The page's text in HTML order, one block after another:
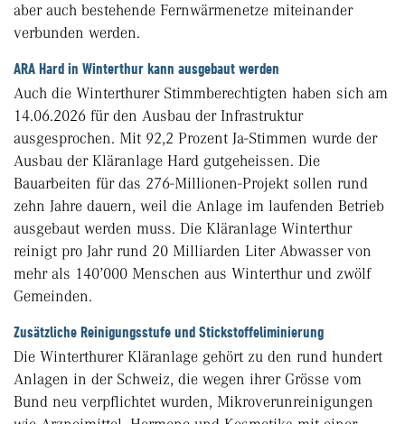
aber auch bestehende Fernwärmenetze miteinander
verbunden werden.
ARA Hard in Winterthur kann ausgebaut werden
Auch die Winterthurer Stimmberechtigten haben sich am
14.06.2026 für den Ausbau der Infrastruktur
ausgesprochen. Mit 92,2 Prozent Ja-Stimmen wurde der
Ausbau der Kläranlage Hard gutgeheissen. Die
Bauarbeiten für das 276-Millionen-Projekt sollen rund
zehn Jahre dauern, weil die Anlage im laufenden Betrieb
ausgebaut werden muss. Die Kläranlage Winterthur
reinigt pro Jahr rund 20 Milliarden Liter Abwasser von
mehr als 140’000 Menschen aus Winterthur und zwölf
Gemeinden.
Zusätzliche Reinigungsstufe und Stickstoffeliminierung
Die Winterthurer Kläranlage gehört zu den rund hundert
Anlagen in der Schweiz, die wegen ihrer Grösse vom
Bund neu verpflichtet wurden, Mikroverunreinigungen